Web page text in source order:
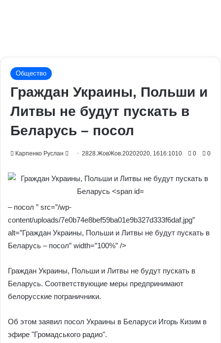
Общество
Граждан Украины, Польши и
Литвы не будут пускать в
Беларусь – посол
Карпенко Руслан
Send
email
2828.ЖовЖов.20202020, 1616:1010 0 0
– посол ” src=”/wp-
content/uploads/7e0b74e8bef59ba01e9b327d333f6daf.jpg”
alt=”Граждан Украины, Польши и Литвы не будут пускать в
Беларусь – посол” width=”100%” />
Граждан Украины, Польши и Литвы не будут пускать в
Беларусь. Соответствующие меры предпринимают
белорусские пограничники.
Об этом заявил посол Украины в Беларуси Игорь Кизим в
эфире "Громадського радио".